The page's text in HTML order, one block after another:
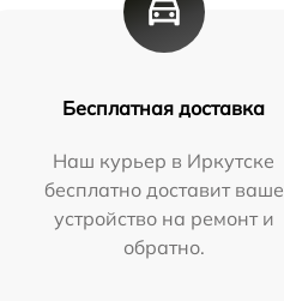
Бесплатная доставка
Наш курьер в Иркутске
бесплатно доставит ваше
устройство на ремонт и
обратно.